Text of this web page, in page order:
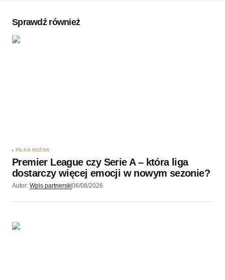
Wyślij komentarz
Sprawdź również
PIŁKA NOŻNA
Premier League czy Serie A – która liga
dostarczy więcej emocji w nowym sezonie?
Autor: Wpis partnerski06/08/2026